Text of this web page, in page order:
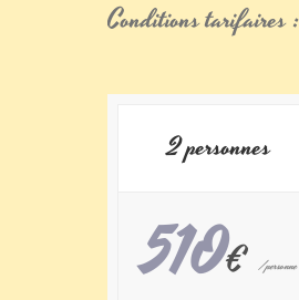
Conditions tarifaires :
2 personnes
510€ /personne